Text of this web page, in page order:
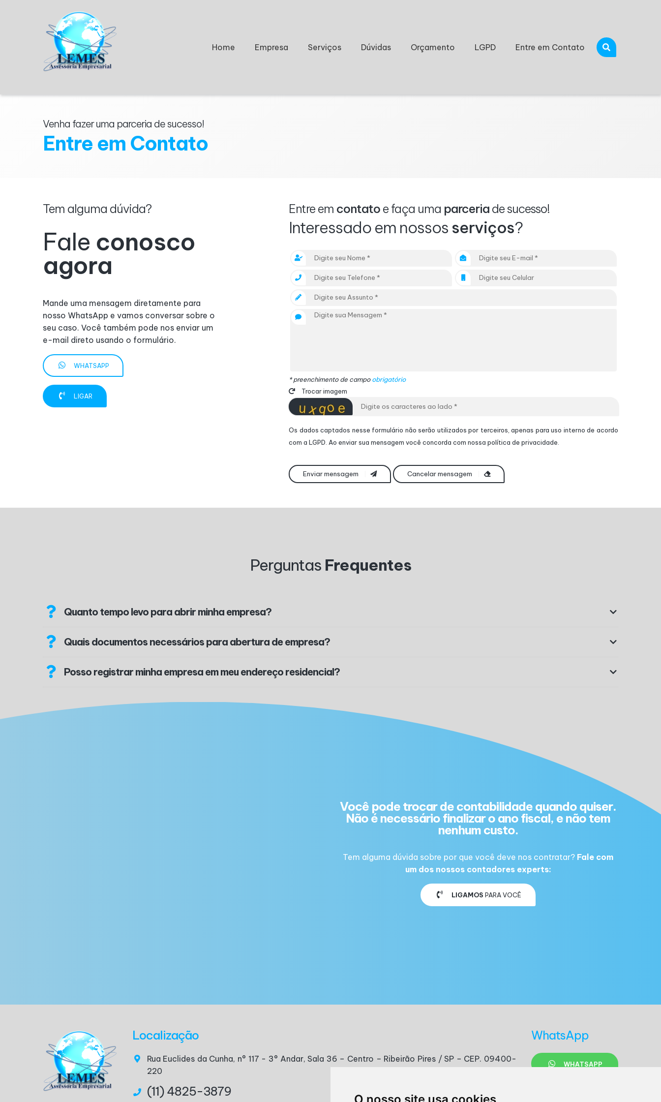
Home Empresa Serviços Dúvidas Orçamento LGPD Entre em Contato
Venha fazer uma parceria de sucesso!
Entre em Contato
Tem alguma dúvida?
Fale conosco
agora
Mande uma mensagem diretamente para
nosso WhatsApp e vamos conversar sobre o
seu caso. Você também pode nos enviar um
e-mail direto usando o formulário.
WHATSAPP
LIGAR
Entre em contato e faça uma parceria de sucesso!
Interessado em nossos serviços?
* preenchimento de campoobrigatório
Trocar imagem
Os dados captados nesse formulário não serão utilizados por terceiros, apenas para uso interno de acordo
com a LGPD . Ao enviar sua mensagem você concorda com nossa política de privacidade.
Enviar mensagem Cancelar mensagem
Perguntas Frequentes
Quanto tempo levo para abrir minha empresa?
Quais documentos necessários para abertura de empresa?
Posso registrar minha empresa em meu endereço residencial?
Você pode trocar de contabilidade quando quiser.
Não é necessário finalizar o ano fiscal, e não tem
nenhum custo.
Tem alguma dúvida sobre por que você deve nos contratar? Fale com
um dos nossos contadores experts:
LIGAMOS PARA VOCÊ
Localização
Rua Euclides da Cunha, n° 117 - 3° Andar, Sala 36 – Centro – Ribeirão Pires / SP – CEP. 09400-
220
(11) 4825-3879
WhatsApp
WHATSAPP